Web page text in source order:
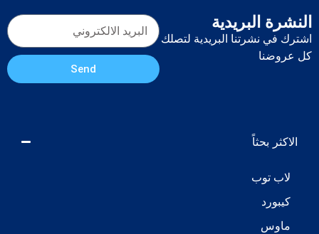
النشرة البريدية
اشترك في نشرتنا البريدية لتصلك
كل عروضنا
Send
الاكثر بحثاً
لاب توب
كيبورد
ماوس